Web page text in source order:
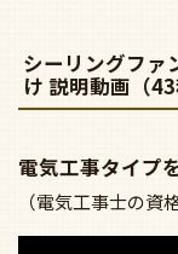
電気工事タイプ